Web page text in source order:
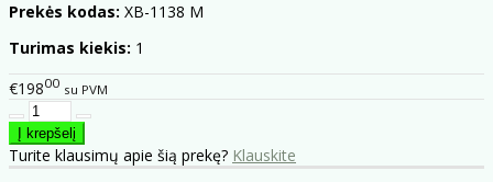
Prekės kodas: XB-1138 M
Turimas kiekis: 1
€19800 su PVM
Turite klausimų apie šią prekę? Klauskite